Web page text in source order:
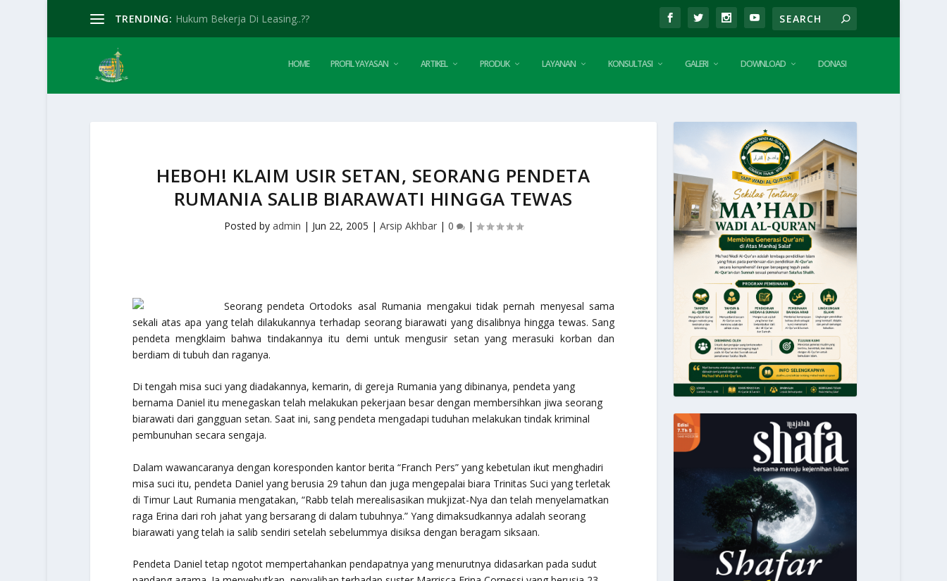
TRENDING: Hukum Bekerja Di Leasing..??
HOME PROFIL YAYASAN ARTIKEL PRODUK LAYANAN KONSULTASI GALERI DOWNLOAD DONASI
HEBOH! KLAIM USIR SETAN, SEORANG PENDETA
RUMANIA SALIB BIARAWATI HINGGA TEWAS
Posted by admin | Jun 22, 2005 | Arsip Akhbar| 0 |
Seorang pendeta Ortodoks asal Rumania mengakui tidak pernah menyesal sama
sekali atas apa yang telah dilakukannya terhadap seorang biarawati yang disalibnya hingga tewas. Sang
pendeta mengklaim bahwa tindakannya itu demi untuk mengusir setan yang merasuki korban dan
berdiam di tubuh dan raganya.
Di tengah misa suci yang diadakannya, kemarin, di gereja Rumania yang dibinanya, pendeta yang
bernama Daniel itu menegaskan telah melakukan pekerjaan besar dengan membersihkan jiwa seorang
biarawati dari gangguan setan. Saat ini, sang pendeta mengadapi tuduhan melakukan tindak kriminal
pembunuhan secara sengaja.
Dalam wawancaranya dengan koresponden kantor berita “Franch Pers” yang kebetulan ikut menghadiri
misa suci itu, pendeta Daniel yang berusia 29 tahun dan juga mengepalai biara Trinitas Suci yang terletak
di Timur Laut Rumania mengatakan, “Rabb telah merealisasikan mukjizat-Nya dan telah menyelamatkan
raga Erina dari roh jahat yang bersarang di dalam tubuhnya.” Yang dimaksudkannya adalah seorang
biarawati yang telah ia salib sendiri setelah sebelummya disiksa dengan beragam siksaan.
Pendeta Daniel tetap ngotot mempertahankan pendapatnya yang menurutnya didasarkan pada sudut